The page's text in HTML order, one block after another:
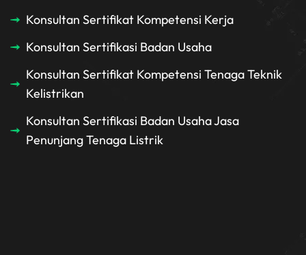
Konsultan Sertifikat Kompetensi Kerja
Konsultan Sertifikasi Badan Usaha
Konsultan Sertifikat Kompetensi Tenaga Teknik
Kelistrikan
Konsultan Sertifikasi Badan Usaha Jasa
Penunjang Tenaga Listrik